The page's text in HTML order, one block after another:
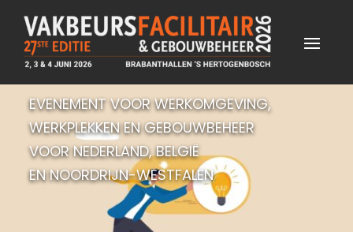
EVENEMENT VOOR WERKOMGEVING,
WERKPLEKKEN EN GEBOUWBEHEER
VOOR NEDERLAND, BELGIË
EN NOORDRIJN-WESTFALEN